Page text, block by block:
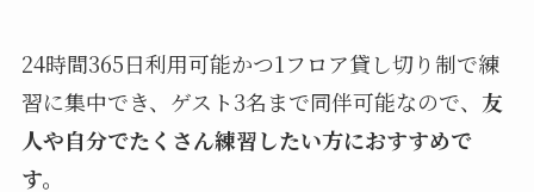
24時間365日利用可能かつ1フロア貸し切り制で練
習に集中でき、ゲスト3名まで同伴可能なので、 友
人や自分でたくさん練習したい方におすすめで
す。